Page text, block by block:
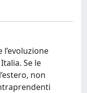
Se le
non